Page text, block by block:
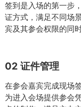
签到是入场的第一步
证方式，满足不同场
宾及其参会权限的同
02 证件管理
在参会嘉宾完成现场
为进入会场提供参会